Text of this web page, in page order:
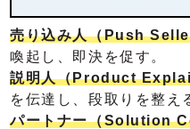
売り込み人（Push
喚起し、即決を促す。
説明人（Product
を伝達し、段取りを整え
パートナー（Solution